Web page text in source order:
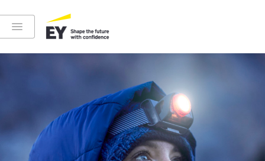
Instagram
LinkedIn
YouTube